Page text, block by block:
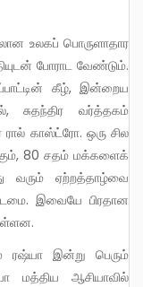
போராட வேண்டும்.
கீழ், இன்றைய
சுதந்திர வர்த்தகம்
ரால் காஸ்ட்ரோ. ஒரு சில
80 சதம் மக்களைக்
வரும் ஏற்றத்தாழ்வை
இவையே பிரதான
மத்திய ஆசியாவில்